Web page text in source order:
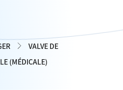
VALVE DE
(MÉDICALE)